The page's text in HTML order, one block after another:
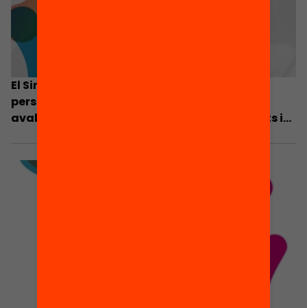
El Simposi sobre Canvi Educatiu demana
personalitzar l’aprenentatge i reformular
avaluació, formació, capacitació de docents i